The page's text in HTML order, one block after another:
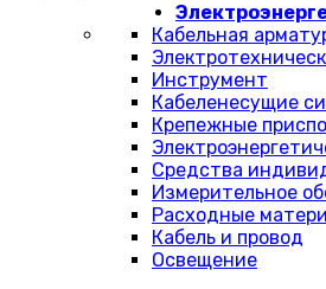
Кабельная
Инструмент
Кабеленесущие
Крепежные
Средства
Измерительное
Расходные
Кабель и провод
Освещение